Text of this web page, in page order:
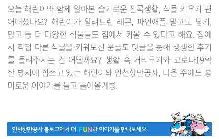
오늘 해린이와 함께 알아본 슬기로운 집콕생활, 식물 키우기 편
어떠셨나요? 해린이가 알려드린 레몬, 파인애플 말고도 딸기,
망고 등 더 다양한 식물들도 집에서 키울 수 있다고 해요. 집에
서 직접 다른 식물을 키워보신 분들도 댓글을 통해 생생한 후기
를 들려주시는 건 어떨까요? 생활 속 거리두기와 코로나19확
산 방지에 힘쓰고 있는 해린이와 인천항만공사, 다음 주에도 흥
미로운 이야기를 들고 돌아올게룡!